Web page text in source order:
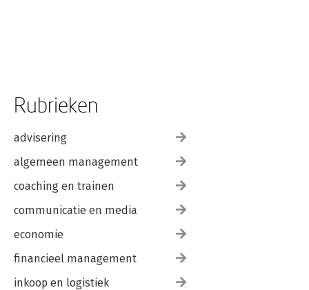
Rubrieken
advisering
algemeen management
coaching en trainen
communicatie en media
economie
financieel management
inkoop en logistiek